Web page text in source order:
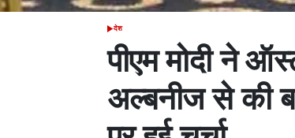
POSTED
देश
पीएम मोदी ने
अल्बनीज से की